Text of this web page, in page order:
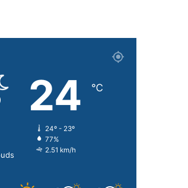
24 ℃
24º - 23º
77%
2.51 km/h